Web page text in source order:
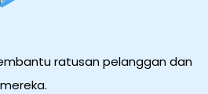
ratusan pelanggan dan